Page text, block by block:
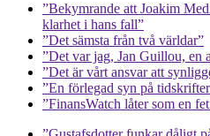
”Bekymrande att Joakim
klarhet i hans fall”
”Det sämsta från två världar”
”Det var jag, Jan Guillou, en
”Det är vårt ansvar att
”En förlegad syn på
”FinansWatch låter som en